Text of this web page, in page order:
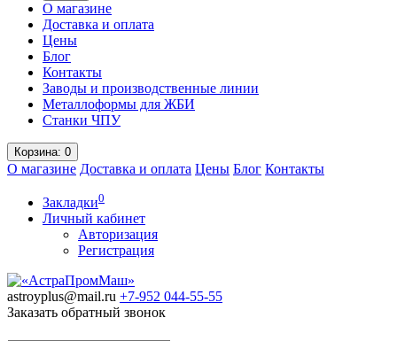
О магазине
Доставка и оплата
Цены
Блог
Контакты
Заводы и производственные линии
Металлоформы для ЖБИ
Станки ЧПУ
Корзина: 0
О магазине Доставка и оплата Цены Блог Контакты
Закладки0
Личный кабинет
Авторизация
Регистрация
astroyplus@mail.ru +7-952 044-55-55
Заказать обратный звонок